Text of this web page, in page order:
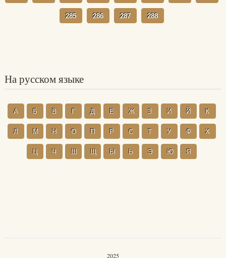
285 286 287 288
На русском языке
А Б В Г Д Е Ж З И Й К
Л М Н О П Р С Т У Ф Х
Ц Ч Ш Щ Ы Ь Э Ю Я
2025